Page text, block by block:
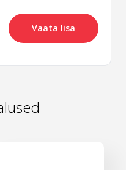
Vaata lisa